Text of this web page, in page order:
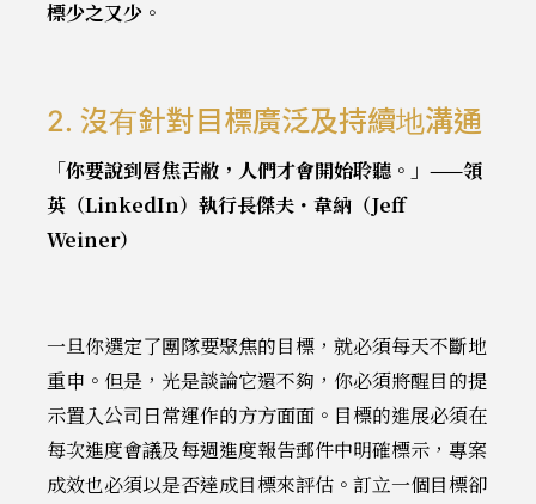
標少之又少 。
2. 沒有針對目標廣泛及持續地溝通
「你要說到唇焦舌敝，人們才會開始聆聽。」——領
英（LinkedIn）執行長傑夫・韋納（Jeff
Weiner）
一旦你選定了團隊要聚焦的目標，就必須每天不斷地
重申。但是，光是談論它還不夠，你必須將醒目的提
示置入公司日常運作的方方面面。目標的進展必須在
每次進度會議及每週進度報告郵件中明確標示，專案
成效也必須以是否達成目標來評估。訂立一個目標卻